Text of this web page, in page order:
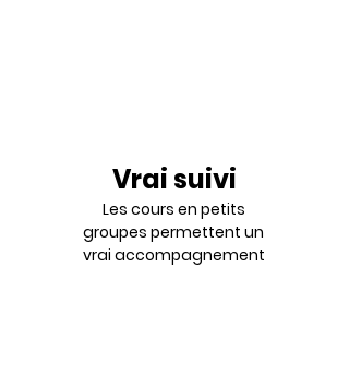
Vrai suivi
Les cours en petits
groupes permettent un
vrai accompagnement